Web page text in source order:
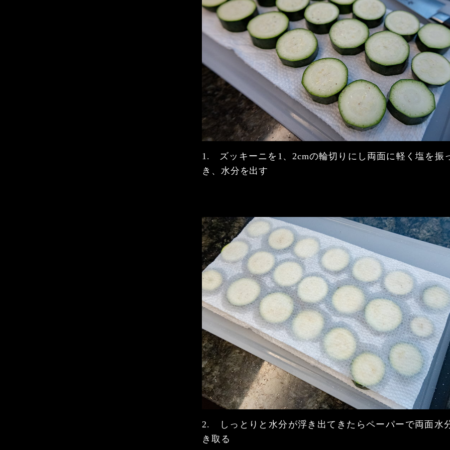
1. ズッキーニを1、2cmの輪切りにし両面に軽く塩を振
き、水分を出す
2. しっとりと水分が浮き出てきたらペーパーで両面水
き取る